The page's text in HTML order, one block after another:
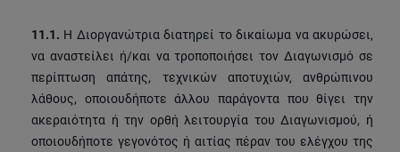
11.1. Η Διοργανώτρια διατηρεί το δικαίωμα να ακυρώσει,
να αναστείλει ή/και να τροποποιήσει τον Διαγωνισμό σε
περίπτωση απάτης, τεχνικών αποτυχιών, ανθρώπινου
λάθους, οποιουδήποτε άλλου παράγοντα που θίγει την
ακεραιότητα ή την ορθή λειτουργία του Διαγωνισμού, ή
οποιουδήποτε γεγονότος ή αιτίας πέραν του ελέγχου της